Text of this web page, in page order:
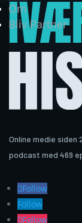
Online medie
podcast med 469
Follow
Follow
Follow
Om
Bliv Partner